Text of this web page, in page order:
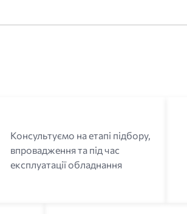
Консультуємо на етапі підбору,
впровадження та під час
експлуатації обладнання